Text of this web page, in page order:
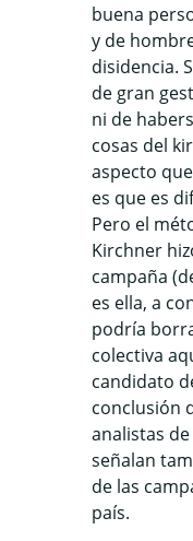
buena
y de
disidencia.
de gran
ni de
cosas del
aspecto
es que es
Pero el
Kirchner
campaña
es ella, a
podría
colectiva
candidato
conclusión
analistas
señalan
de las
país.